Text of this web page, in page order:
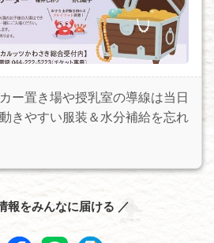
ー置き場や授乳室の導線は当日
きやすい服装＆水分補給を忘れ
報をみんなに届ける ／